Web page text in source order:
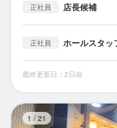
正社員 店長候補
正社員 ホールスタッ
最終更新日：2日前
1 / 21